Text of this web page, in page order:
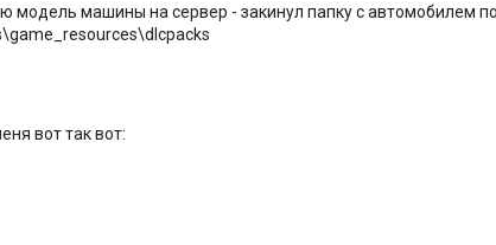
модель машины на сервер - закинул папку с автомобилем
вот так вот: